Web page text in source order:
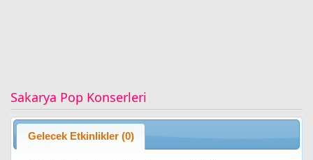
Sakarya Pop Konserleri
Gelecek Etkinlikler (0)